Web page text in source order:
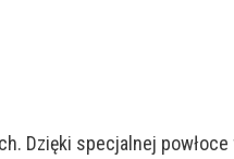
Dzięki specjalnej powłoce